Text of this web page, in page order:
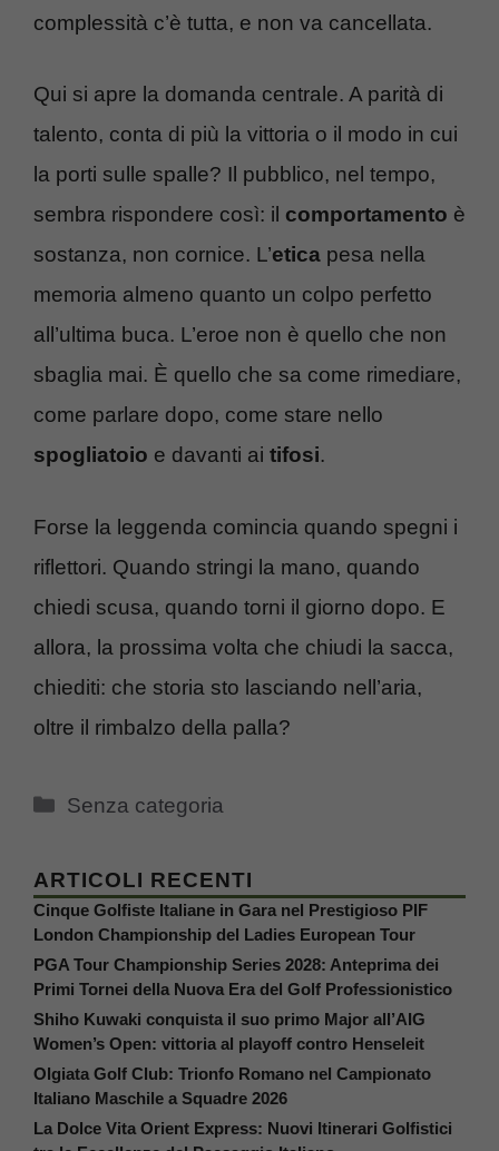
complessità c’è tutta, e non va cancellata.
Qui si apre la domanda centrale. A parità di
talento, conta di più la vittoria o il modo in cui
la porti sulle spalle? Il pubblico, nel tempo,
sembra rispondere così: il comportamento è
sostanza, non cornice. L’etica pesa nella
memoria almeno quanto un colpo perfetto
all’ultima buca. L’eroe non è quello che non
sbaglia mai. È quello che sa come rimediare,
come parlare dopo, come stare nello
spogliatoio e davanti ai tifosi.
Forse la leggenda comincia quando spegni i
riflettori. Quando stringi la mano, quando
chiedi scusa, quando torni il giorno dopo. E
allora, la prossima volta che chiudi la sacca,
chiediti: che storia sto lasciando nell’aria,
oltre il rimbalzo della palla?
Categorie
Senza categoria
ARTICOLI RECENTI
Cinque Golfiste Italiane in Gara nel Prestigioso PIF
London Championship del Ladies European Tour
PGA Tour Championship Series 2028: Anteprima dei
Primi Tornei della Nuova Era del Golf Professionistico
Shiho Kuwaki conquista il suo primo Major all’AIG
Women’s Open: vittoria al playoff contro Henseleit
Olgiata Golf Club: Trionfo Romano nel Campionato
Italiano Maschile a Squadre 2026
La Dolce Vita Orient Express: Nuovi Itinerari Golfistici